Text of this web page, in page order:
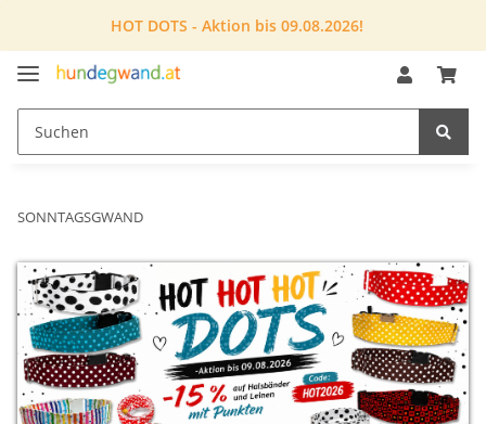
HOT DOTS - Aktion bis 09.08.2026!
SONNTAGSGWAND